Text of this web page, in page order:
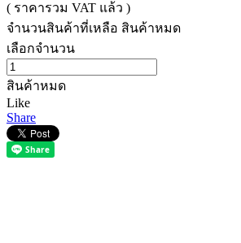
( ราคารวม VAT แล้ว )
จำนวนสินค้าที่เหลือ สินค้าหมด
เลือกจำนวน
สินค้าหมด
Like
Share